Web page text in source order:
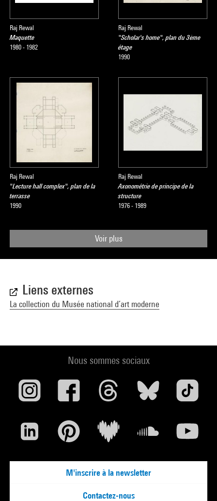
Raj Rewal
Maquette
1980 - 1982
Raj Rewal
"Scholar's home", plan du 3ème
étage
1990
Raj Rewal
"Lecture hall complex", plan de la
terrasse
1990
Raj Rewal
Axonométrie de principe de la
structure
1976 - 1989
Voir plus
Liens externes
La collection du Musée national d’art moderne
Nous sommes sociaux
M'inscrire à la newsletter
Contactez-nous